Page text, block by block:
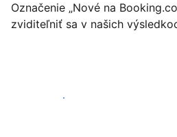
Označenie „Nové na
zviditeľniť sa v našich
Začať ešte dnes